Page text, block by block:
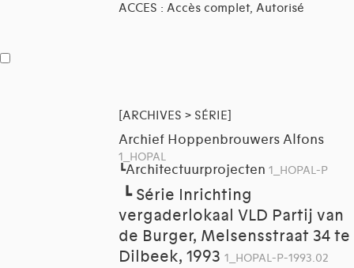
ACCES : Accès complet, Autorisé
[ARCHIVES > SÉRIE]
Archief Hoppenbrouwers Alfons
1_HOPAL
┗Architectuurprojecten 1_HOPAL-P
┗ Série Inrichting
vergaderlokaal VLD Partij van
de Burger, Melsensstraat 34 te
Dilbeek, 1993 1_HOPAL-P-1993.02